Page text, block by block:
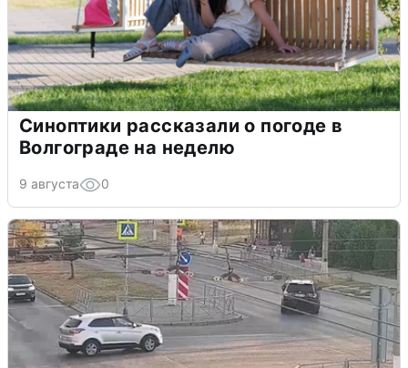
Синоптики рассказали о погоде в
Волгограде на неделю
9 августа 0